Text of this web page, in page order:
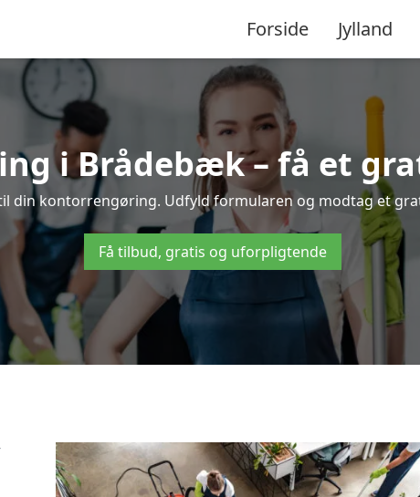
Forside Jylland
i Brådebæk – få et
din kontorrengøring. Udfyld formularen og modtag et
Få tilbud, gratis og uforpligtende